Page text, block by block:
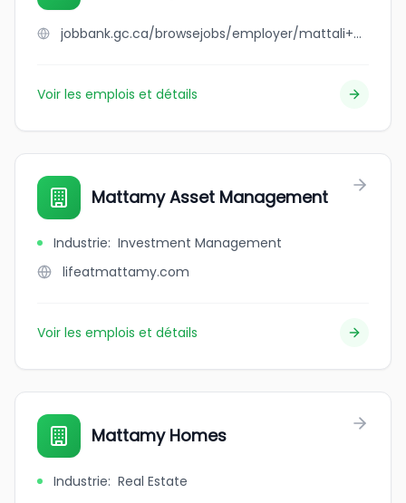
jobbank.gc.ca/browsejobs/employer/mattali+drywall/ca
Voir les emplois et détails
Mattamy Asset Management
Industrie: Investment Management
lifeatmattamy.com
Voir les emplois et détails
Mattamy Homes
Industrie: Real Estate